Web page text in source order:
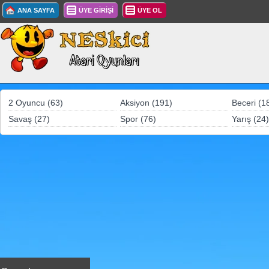
ANA SAYFA ÜYE GİRİŞİ ÜYE OL
2 Oyuncu (63) Aksiyon (191)
Beceri
Savaş (27)
Spor (76) Yarış (24)